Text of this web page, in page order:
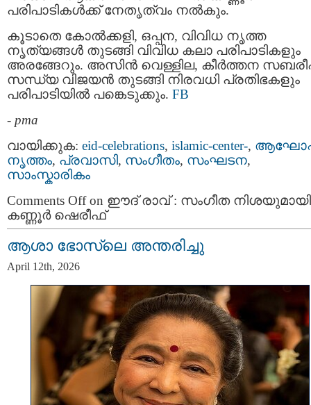
പരിപാടികൾക്ക് നേതൃത്വം നൽകും.
കൂടാതെ കോൽക്കളി, ഒപ്പന, വിവിധ നൃത്ത
നൃത്യങ്ങൾ തുടങ്ങി വിവിധ കലാ പരിപാടികളും
അരങ്ങേറും. അസിൻ വെള്ളില, കീർത്തന
സന്ധ്യ വിജയൻ തുടങ്ങി നിരവധി പ്രതിഭകളും
പരിപാടിയിൽ പങ്കെടുക്കും. FB
- pma
വായിക്കുക: eid-celebrations, islamic-center-,
നൃത്തം, പ്രവാസി, സംഗീതം, സംഘടന,
സാംസ്കാരികം
Comments Offon ഈദ് രാവ് : സംഗീത നിശയുമായി
കണ്ണൂർ ഷെരീഫ്
ആശാ ഭോസ്‌ലെ അന്തരിച്ചു
April 12th, 2026